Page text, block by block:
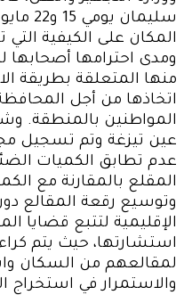
المكان على الكيفية
ومدى احترامها
منها المتعلقة بطريقة
اتخاذها من أجل
عين تيزغة وتم تسجيل
عدم تطابق الكميات
المقلع بالمقارنة مع
وتوسيع رقعة المقالع
الإقليمية لتتبع قضايا
استشارتها، حيث يتم كراء
لمقالعهم من السكان
والاستمرار في استخراج